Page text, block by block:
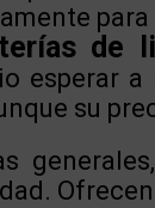
de
esperar
su